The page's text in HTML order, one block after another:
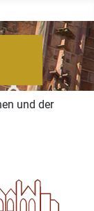
und der